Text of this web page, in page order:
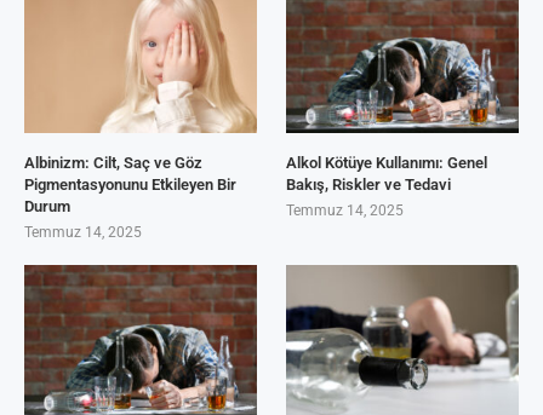
Albinizm: Cilt, Saç ve Göz
Pigmentasyonunu Etkileyen Bir
Durum
Temmuz 14, 2025
Alkol Kötüye Kullanımı: Genel
Bakış, Riskler ve Tedavi
Temmuz 14, 2025